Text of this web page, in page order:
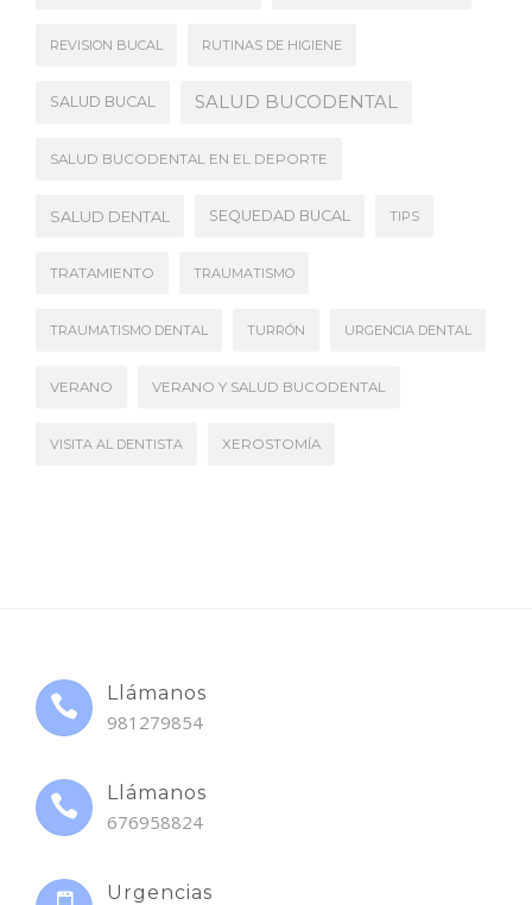
REVISION BUCAL RUTINAS DE HIGIENE
SALUD BUCAL SALUD BUCODENTAL
SALUD BUCODENTAL EN EL DEPORTE
SALUD DENTAL SEQUEDAD BUCAL TIPS
TRATAMIENTO TRAUMATISMO
TRAUMATISMO DENTAL TURRÓN URGENCIA DENTAL
VERANO VERANO Y SALUD BUCODENTAL
VISITA AL DENTISTA XEROSTOMÍA
Llámanos
981279854
Llámanos
676958824
Urgencias